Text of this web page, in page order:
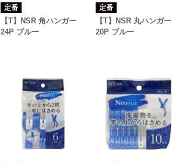
定番
【T】NSR 角ハンガー
24P ブルー
定番
【T】NSR 丸ハンガー
20P ブルー